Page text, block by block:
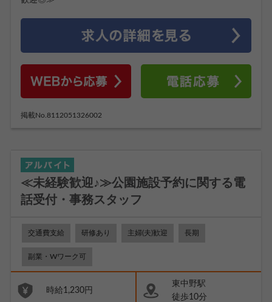
掲載No.8112051326002
≪未経験歓迎♪≫公園施設予約に関する電
話受付・事務スタッフ
交通費支給 研修あり 主婦(夫)歓迎 長期
副業・Wワーク可
時給1,230円
東中野駅
徒歩10分